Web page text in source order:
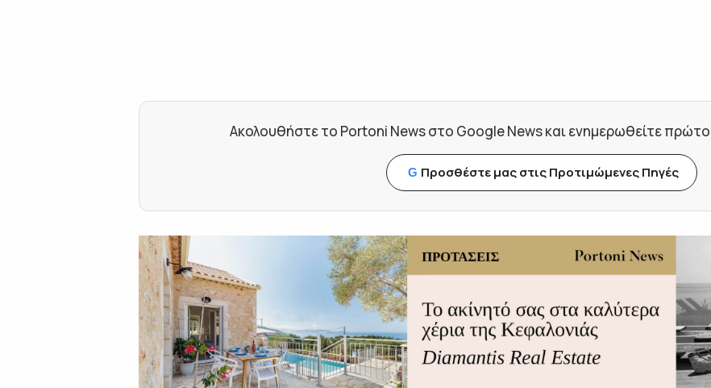
Ακολουθήστε το Portoni News στο Google News και ενημερωθείτε πρώτοι
G Προσθέστε μας στις Προτιμώμενες Πηγές